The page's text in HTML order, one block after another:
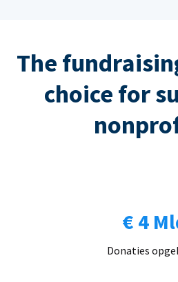
The
choice for
€ 4
Donaties